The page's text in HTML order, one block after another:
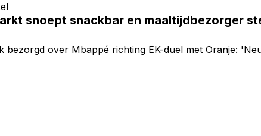
snoept snackbar en maaltijdbezorger